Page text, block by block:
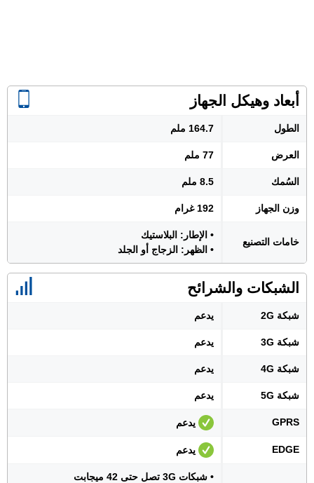
أبعاد وهيكل الجهاز
الطول 164.7 ملم
العرض 77 ملم
السُمك 8.5 ملم
وزن الجهاز 192 غرام
خامات التصنيع
• الإطار: البلاستيك
• الظهر: الزجاج أو الجلد
الشبكات والشرائح
شبكة 2G يدعم
شبكة 3G يدعم
شبكة 4G يدعم
شبكة 5G يدعم
GPRS يدعم
EDGE يدعم
• شبكات 3G تصل حتى 42 ميجابت